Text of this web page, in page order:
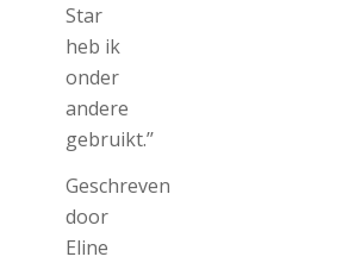
Star
heb ik
onder
andere
gebruikt.’’
Geschreven
door
Eline